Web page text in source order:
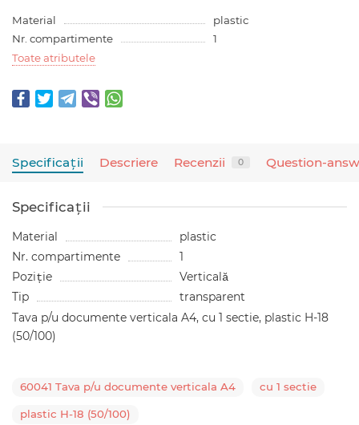
Material
plastic
Nr. compartimente
1
Toate atributele
Specificaţii Descriere Recenzii 0 Question-
Specificaţii
Material
plastic
Nr. compartimente
1
Poziție
Verticală
Tip
transparent
Tava p/u documente verticala A4, cu 1 sectie, plastic H-18
(50/100)
60041 Tava p/u documente verticala A4 cu 1 sectie
plastic H-18 (50/100)